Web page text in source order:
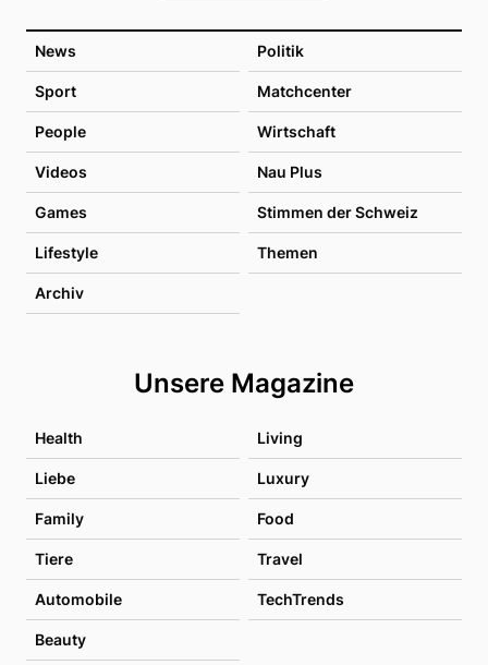
News Politik
Sport Matchcenter
People Wirtschaft
Videos Nau Plus
Games Stimmen der Schweiz
Lifestyle Themen
Archiv
Unsere Magazine
Health Living
Liebe Luxury
Family Food
Tiere Travel
Automobile TechTrends
Beauty